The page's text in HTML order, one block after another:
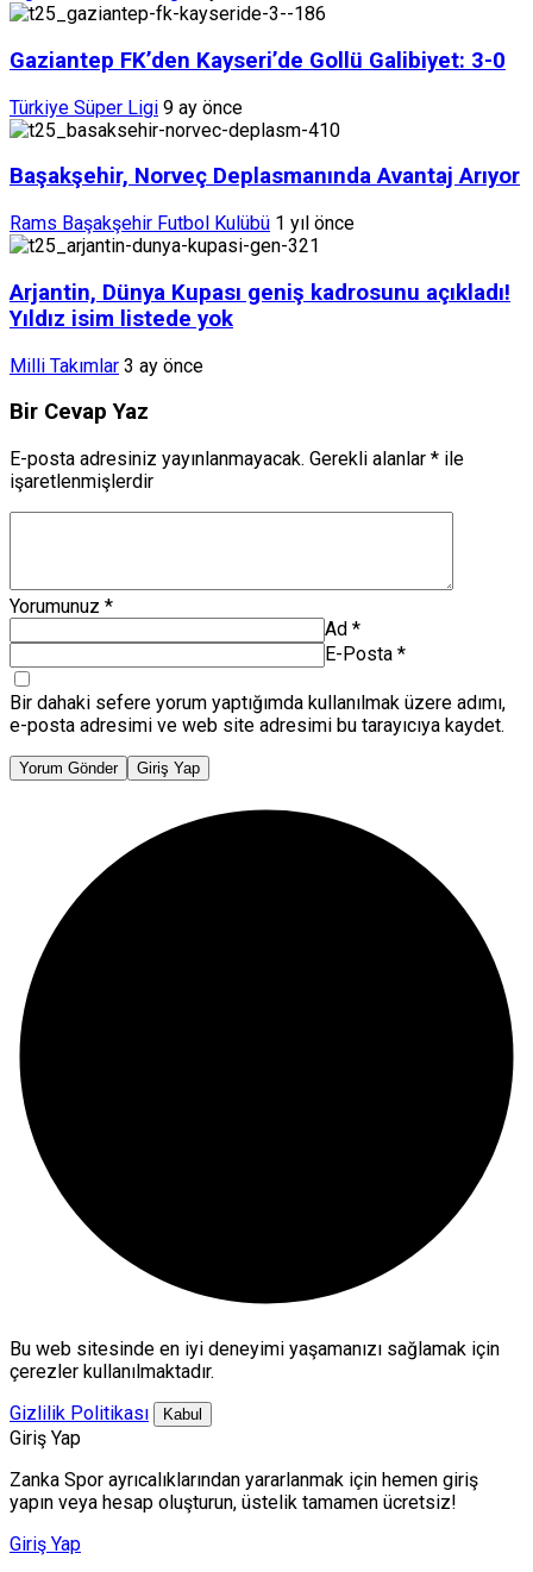
Gaziantep FK’den Kayseri’de Gollü Galibiyet: 3-0
Türkiye Süper Ligi 9 ay önce
Başakşehir, Norveç Deplasmanında Avantaj Arıyor
Rams Başakşehir Futbol Kulübü 1 yıl önce
Arjantin, Dünya Kupası geniş kadrosunu açıkladı!
Yıldız isim listede yok
Milli Takımlar 3 ay önce
Bir Cevap Yaz
E-posta adresiniz yayınlanmayacak. Gerekli alanlar * ile
işaretlenmişlerdir
Yorumunuz *
Ad *
E-Posta *
Bir dahaki sefere yorum yaptığımda kullanılmak üzere adımı,
e-posta adresimi ve web site adresimi bu tarayıcıya kaydet.
Yorum Gönder Giriş Yap
Bu web sitesinde en iyi deneyimi yaşamanızı sağlamak için
çerezler kullanılmaktadır.
Gizlilik Politikası
Kabul
Giriş Yap
Zanka Spor ayrıcalıklarından yararlanmak için hemen giriş
yapın veya hesap oluşturun, üstelik tamamen ücretsiz!
Giriş Yap